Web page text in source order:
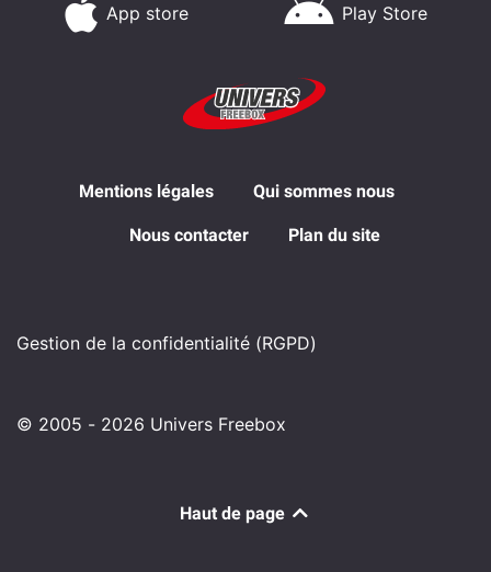
App store Play Store
Mentions légales Qui sommes nous
Nous contacter Plan du site
Gestion de la confidentialité (RGPD)
© 2005 - 2026 Univers Freebox
Haut de page